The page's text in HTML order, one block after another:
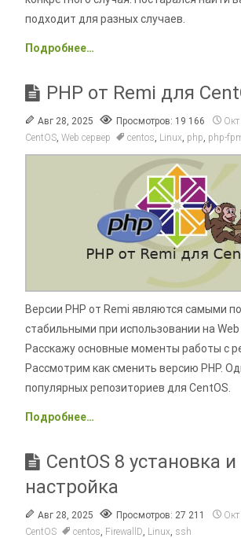
подходит для разных случаев.
Подробнее…
PHP от Remi для
Авг 28, 2025 Просмотров: 19 166
CentOS, Web сервер centos, Linux, php, php-
Версии PHP от Remi являются самыми
стабильными при использовании на Web
Расскажу основные моменты работы с
Рассмотрим как сменить версию PHP.
популярных репозиториев для CentOS.
Подробнее…
CentOS 8 установка и
настройка
Авг 28, 2025 Просмотров: 27 211
CentOS
centos, FirewallD, Linux, ssh